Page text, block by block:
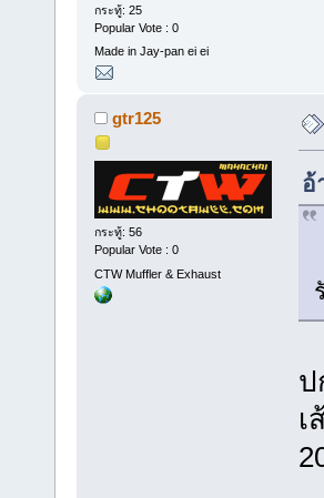
กระทู้: 25
Popular Vote : 0
Made in Jay-pan ei ei
gtr125
กระทู้: 56
Popular Vote : 0
CTW Muffler & Exhaust
อ้
ป
เ